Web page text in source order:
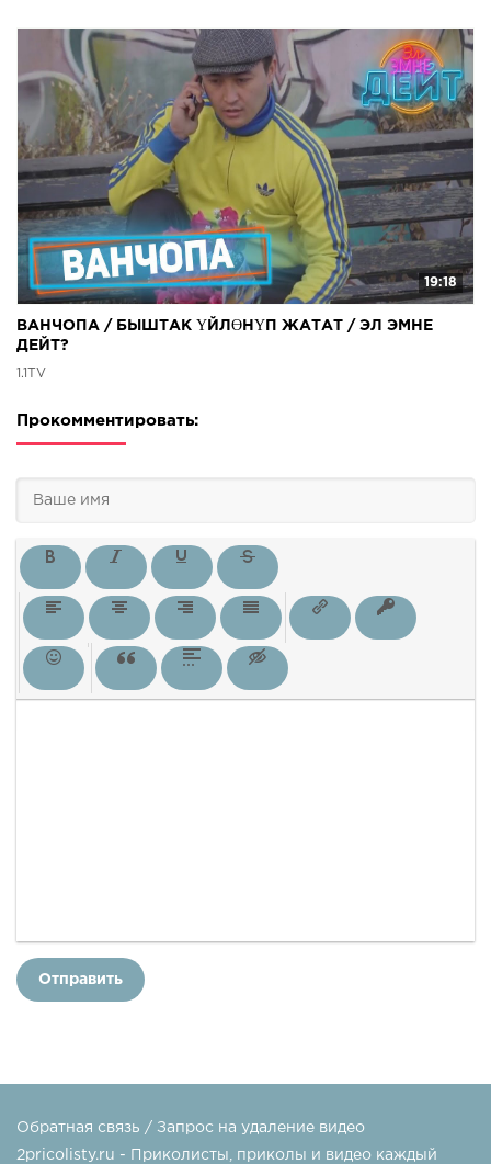
19:18
ВАНЧОПА / БЫШТАК ҮЙЛӨНҮП ЖАТАТ / ЭЛ ЭМНЕ
ДЕЙТ?
1.1TV
Прокомментировать:
Отправить
Обратная связь / Запрос на удаление видео
2pricolisty.ru - Приколисты, приколы и видео каждый